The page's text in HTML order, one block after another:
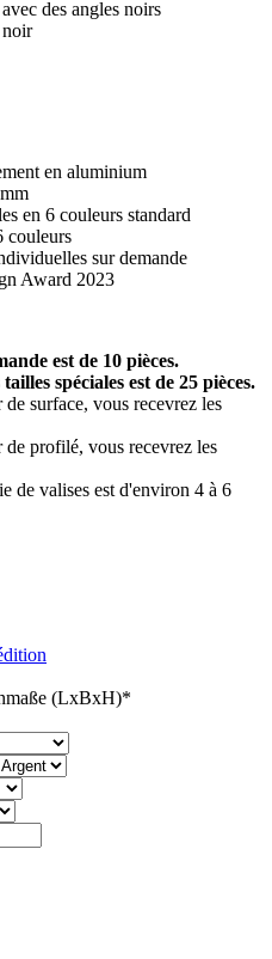
en aluminium
en 6 couleurs standard
couleurs
sur demande
Award 2023
est de 10 pièces.
spéciales est de 25 pièces.
surface, vous recevrez les
profilé, vous recevrez les
de valises est d'environ 4 à 6
(LxBxH)*